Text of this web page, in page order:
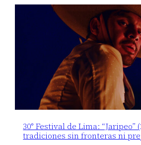
30° Festival de Lima: “Jaripeo”
tradiciones sin fronteras ni